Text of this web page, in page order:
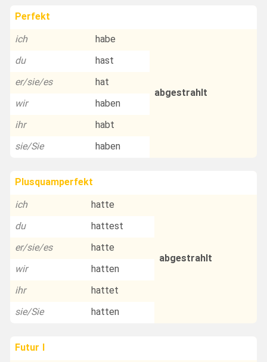
Perfekt
ich
habe
abgestrahlt
du
hast
er/sie/es
hat
wir
haben
ihr
habt
sie/Sie
haben
Plusquamperfekt
ich
hatte
abgestrahlt
du
hattest
er/sie/es
hatte
wir
hatten
ihr
hattet
sie/Sie
hatten
Futur I